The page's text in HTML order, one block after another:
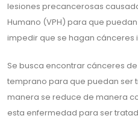
lesiones precancerosas
Humano (VPH) para que
impedir que se hagan cánceres
Se busca encontrar cánceres
temprano para que puedan ser
manera se reduce de manera
esta enfermedad para ser